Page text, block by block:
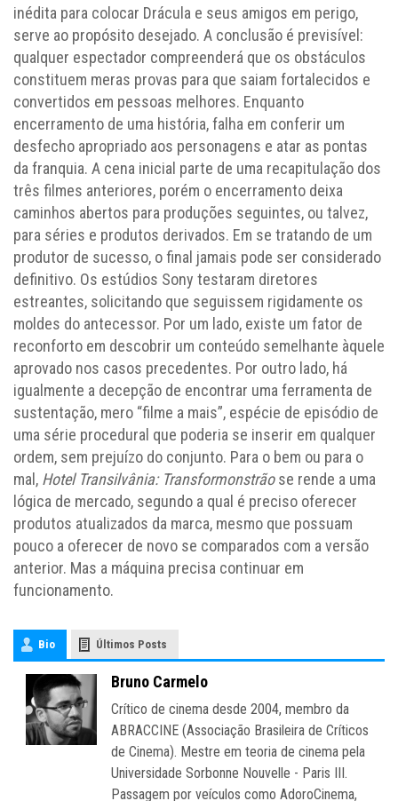
inédita para colocar Drácula e seus amigos em perigo,
serve ao propósito desejado. A conclusão é previsível:
qualquer espectador compreenderá que os obstáculos
constituem meras provas para que saiam fortalecidos e
convertidos em pessoas melhores. Enquanto
encerramento de uma história, falha em conferir um
desfecho apropriado aos personagens e atar as pontas
da franquia. A cena inicial parte de uma recapitulação dos
três filmes anteriores, porém o encerramento deixa
caminhos abertos para produções seguintes, ou talvez,
para séries e produtos derivados. Em se tratando de um
produtor de sucesso, o final jamais pode ser considerado
definitivo. Os estúdios Sony testaram diretores
estreantes, solicitando que seguissem rigidamente os
moldes do antecessor. Por um lado, existe um fator de
reconforto em descobrir um conteúdo semelhante àquele
aprovado nos casos precedentes. Por outro lado, há
igualmente a decepção de encontrar uma ferramenta de
sustentação, mero “filme a mais”, espécie de episódio de
uma série procedural que poderia se inserir em qualquer
ordem, sem prejuízo do conjunto. Para o bem ou para o
mal, Hotel Transilvânia: Transformonstrãose rende a uma
lógica de mercado, segundo a qual é preciso oferecer
produtos atualizados da marca, mesmo que possuam
pouco a oferecer de novo se comparados com a versão
anterior. Mas a máquina precisa continuar em
funcionamento.
Bio Últimos Posts
Bruno Carmelo
Crítico de cinema desde 2004, membro da
ABRACCINE (Associação Brasileira de Críticos
de Cinema). Mestre em teoria de cinema pela
Universidade Sorbonne Nouvelle - Paris III.
Passagem por veículos como AdoroCinema,